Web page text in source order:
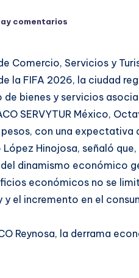
comentarios
Comercio, Servicios y
la FIFA 2026, la ciudad
bienes y servicios
SERVYTUR México,
con una
López Hinojosa, señaló
dinamismo económico
económicos no se
el incremento en el
Reynosa, la derrama